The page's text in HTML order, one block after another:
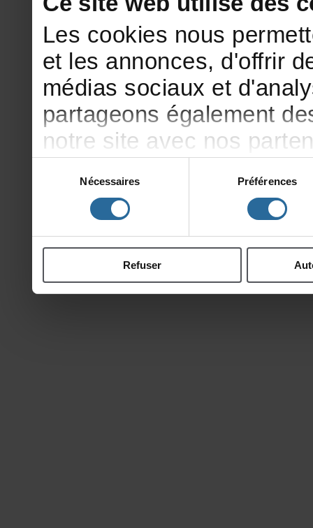
consentement
Nécessaires Préférences
Refuser